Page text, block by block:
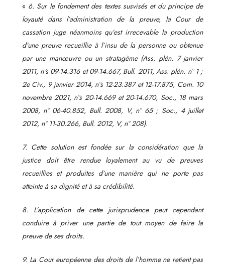
« 6. Sur le fondement des textes susvisés et du principe de
loyauté dans l’administration de la preuve, la Cour de
cassation juge néanmoins qu’est irrecevable la production
d’une preuve recueillie à l’insu de la personne ou obtenue
par une manœuvre ou un stratagème (Ass. plén. 7 janvier
2011, n°s 09-14.316 et 09-14.667, Bull. 2011, Ass. plén. n° 1 ;
2e Civ., 9 janvier 2014, n°s 12-23.387 et 12-17.875, Com. 10
novembre 2021, n°s 20-14.669 et 20-14.670, Soc., 18 mars
2008, n° 06-40.852, Bull. 2008, V, n° 65 ; Soc., 4 juillet
2012, n° 11-30.266, Bull. 2012, V, n° 208).
7. Cette solution est fondée sur la considération que la
justice doit être rendue loyalement au vu de preuves
recueillies et produites d’une manière qui ne porte pas
atteinte à sa dignité et à sa crédibilité.
8. L’application de cette jurisprudence peut cependant
conduire à priver une partie de tout moyen de faire la
preuve de ses droits.
9. La Cour européenne des droits de l’homme ne retient pas